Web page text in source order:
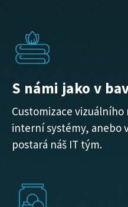
S námi jako v
Customizace
interní systémy, anebo
postará náš IT tým.